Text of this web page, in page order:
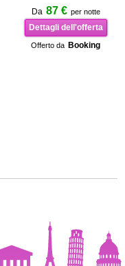
Da 87 € per notte
Dettagli dell'offerta
Offerto da Booking